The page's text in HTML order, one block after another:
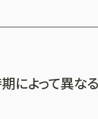
によって異な